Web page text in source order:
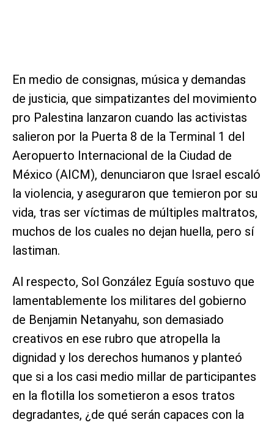
En medio de consignas, música y demandas
de justicia, que simpatizantes del movimiento
pro Palestina lanzaron cuando las activistas
salieron por la Puerta 8 de la Terminal 1 del
Aeropuerto Internacional de la Ciudad de
México (AICM), denunciaron que Israel escaló
la violencia, y aseguraron que temieron por su
vida, tras ser víctimas de múltiples maltratos,
muchos de los cuales no dejan huella, pero sí
lastiman.
Al respecto, Sol González Eguía sostuvo que
lamentablemente los militares del gobierno
de Benjamin Netanyahu, son demasiado
creativos en ese rubro que atropella la
dignidad y los derechos humanos y planteó
que si a los casi medio millar de participantes
en la flotilla los sometieron a esos tratos
degradantes, ¿de qué serán capaces con la